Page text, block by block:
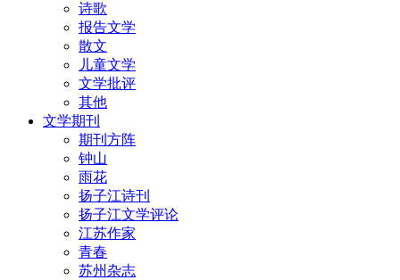
诗歌
报告文学
散文
儿童文学
文学批评
其他
文学期刊
期刊方阵
钟山
雨花
扬子江诗刊
扬子江文学评论
江苏作家
青春
苏州杂志